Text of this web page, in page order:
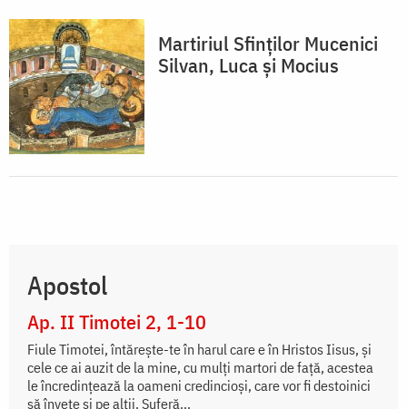
Martiriul Sfinților Mucenici
Silvan, Luca și Mocius
Apostol
Ap. II Timotei 2, 1-10
Fiule Timotei, întăreşte-te în harul care e în Hristos Iisus, şi
cele ce ai auzit de la mine, cu mulţi martori de faţă, acestea
le încredinţează la oameni credincioşi, care vor fi destoinici
să înveţe şi pe alţii. Suferă...